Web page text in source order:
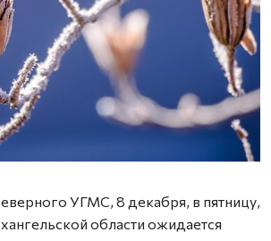
УГМС, 8 декабря, в пятницу,
области ожидается